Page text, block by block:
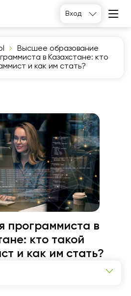
Вход
Высшее образование
в Казахстане: кто
и как им стать?
программиста в
кто такой
и как им стать?